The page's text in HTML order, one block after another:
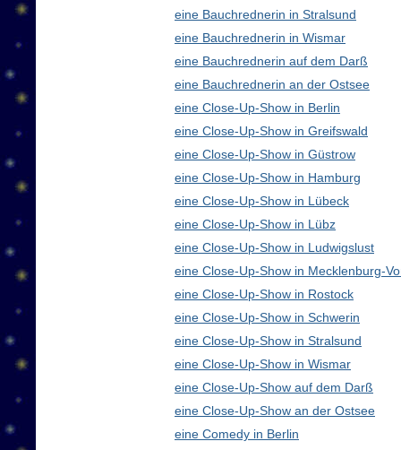
eine Bauchrednerin in Stralsund
eine Bauchrednerin in Wismar
eine Bauchrednerin auf dem Darß
eine Bauchrednerin an der Ostsee
eine Close-Up-Show in Berlin
eine Close-Up-Show in Greifswald
eine Close-Up-Show in Güstrow
eine Close-Up-Show in Hamburg
eine Close-Up-Show in Lübeck
eine Close-Up-Show in Lübz
eine Close-Up-Show in Ludwigslust
eine Close-Up-Show in Mecklenburg-
eine Close-Up-Show in Rostock
eine Close-Up-Show in Schwerin
eine Close-Up-Show in Stralsund
eine Close-Up-Show in Wismar
eine Close-Up-Show auf dem Darß
eine Close-Up-Show an der Ostsee
eine Comedy in Berlin